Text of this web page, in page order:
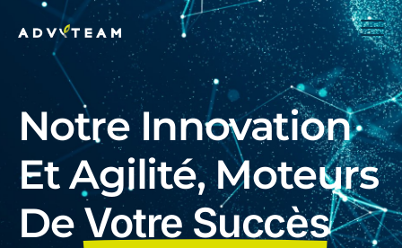
Notre Innovation
Et Agilité, Moteurs
De Votre Succès